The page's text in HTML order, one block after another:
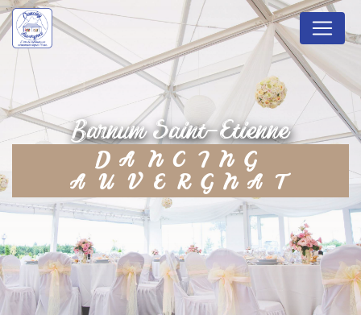
barnum Saint-Etienne
DANCING
AUVERGNAT
Panneau de gestion des cookies